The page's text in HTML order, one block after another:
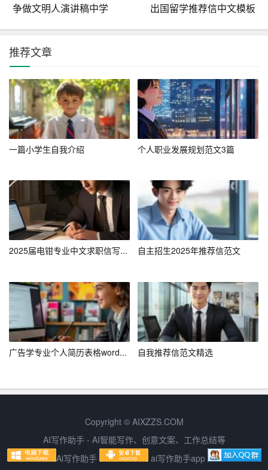
设定职业目标后，将其分解为短期、中期和长期的具体行
动计划，以便更有针对性地进行求职准备。
二、网申技巧
1.简历制作
简历是网申的第一关，也是最重要的一关。一个高质量的
简历应具备以下特点：
– 简洁明了：简历内容应简洁明了，突出重点，避免冗长
– 针对性：根据不同公司和岗位的要求，定制化修改简
历，确保简历内容与岗位需求高度匹配。
– 量化成果：尽量用数据和具体案例来量化自己的工作成
果，增强说服力。
– 格式规范：使用标准的简历格式，注意排版和字体，确
保简历美观易读。
例如，如果你应聘的是技术岗位，可以在简历中详细列出
你所掌握的技术技能和相关项目经验；如果你应聘的是市
场推广岗位，可以突出你在 previous marketing campaign
在填写在线申请表时，应注意以下几点：
– 信息准确：确保所填写的个人信息、教育背景、工作经
争做文明人演讲稿中学 出国留学推荐信中文模板
推荐文章
一篇小学生自我介绍 个人职业发展规划范文3篇
2025届电钳专业中文求职信写... 自主招生2025年推荐信范文
广告学专业个人简历表格word... 自我推荐信范文精选
Copyright © AIXZZS.COM
AI写作助手 - AI智能写作、创意文案、工作总结等
Ai写作助手
ai写作助手app